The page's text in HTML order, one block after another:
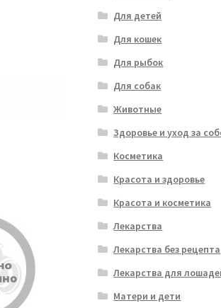
Для детей
Для кошек
Для рыбок
Для собак
Животные
Здоровье и уход за
Косметика
Красота и здоровье
Красота и косметика
Лекарства
Лекарства без рецепта
Лекарства для
Матери и дети